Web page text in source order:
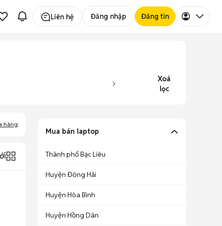
Liên hệ Đăng nhập Đăng tin
Xoá
lọc
hàng
Mua bán laptop
Thành phố Bạc Liêu
Huyện Đông Hải
Huyện Hòa Bình
Huyện Hồng Dân